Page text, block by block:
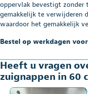
oppervlak bevestigt zonder
gemakkelijk te verwijderen
waardoor het gemakkelijk
Bestel op werkdagen
Heeft u vragen
zuignappen in 60